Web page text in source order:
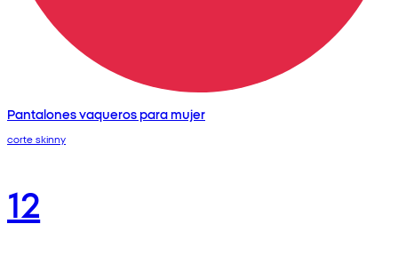
Pantalones vaqueros para mujer
corte skinny
12